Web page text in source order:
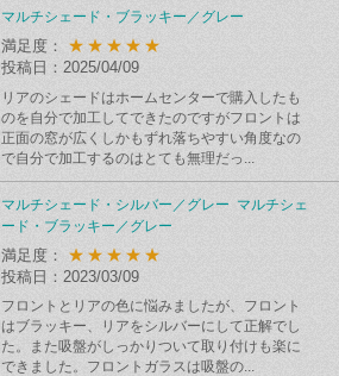
マルチシェード・ブラッキー／グレー
満足度： ★★★★★
投稿日：2025/04/09
リアのシェードはホームセンターで購入したも
のを自分で加工してできたのですがフロントは
正面の窓が広くしかもずれ落ちやすい角度なの
で自分で加工するのはとても無理だっ...
マルチシェード・シルバー／グレー マルチシェ
ード・ブラッキー／グレー
満足度： ★★★★★
投稿日：2023/03/09
フロントとリアの色に悩みましたが、フロント
はブラッキー、リアをシルバーにして正解でし
た。また吸盤がしっかりついて取り付けも楽に
できました。フロントガラスは吸盤の...